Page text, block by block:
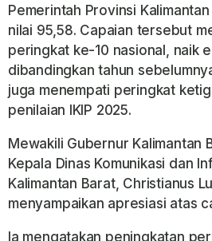
Pemerintah Provinsi
nilai 95,58. Capaian tersebut
peringkat ke-10 nasional , naik
dibandingkan tahun
juga menempati peringkat
penilaian IKIP 2025.
Mewakili Gubernur Kalimantan
Kepala Dinas Komunikasi dan
Kalimantan Barat, Christianus
menyampaikan apresiasi atas
Ia mengatakan peningkatan